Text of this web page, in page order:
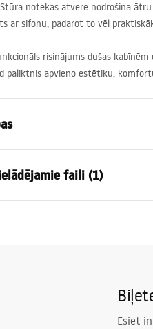
notekas atvere nodrošina
ar sifonu, padarot to vēl
risinājums dušas
paliktnis apvieno estētiku,
faili (1)
Esiet